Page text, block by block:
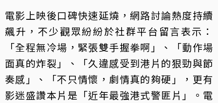
電影上映後口碑快速延燒，網路討論熱度持續
飆升，不少觀眾紛紛於社群平台留言表示：
「全程無冷場，緊張雙手握拳啊」、「動作場
面真的炸裂」、「久違感受到港片的狠勁與節
奏感」、「不只情懷，劇情真的夠硬」，更有
影迷盛讚本片是「近年最強港式警匪片」。電